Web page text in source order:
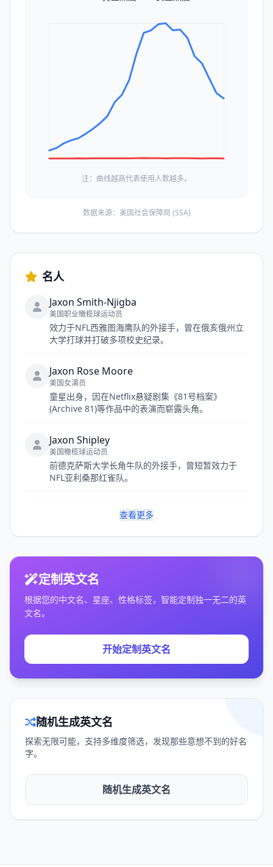
注：曲线越高代表使用人数越多。
数据来源：美国社会保障局 (SSA)
名人
Jaxon Smith-Njigba
美国职业橄榄球运动员
效力于NFL西雅图海鹰队的外接手，曾在俄亥俄州立
大学打球并打破多项校史纪录。
Jaxon Rose Moore
美国女演员
童星出身，因在Netflix悬疑剧集《81号档案》
(Archive 81)等作品中的表演而崭露头角。
Jaxon Shipley
美国橄榄球运动员
前德克萨斯大学长角牛队的外接手，曾短暂效力于
NFL亚利桑那红雀队。
查看更多
定制英文名
根据您的中文名、星座、性格标签，智能定制独一无二的英
文名。
开始定制英文名
随机生成英文名
探索无限可能，支持多维度筛选，发现那些意想不到的好名
字。
随机生成英文名